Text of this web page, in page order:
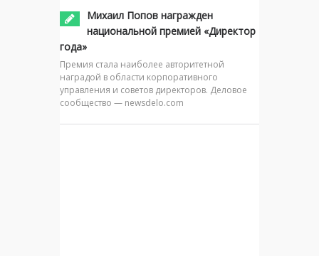
Михаил Попов награжден
национальной премией «Директор
года»
Премия стала наиболее авторитетной
наградой в области корпоративного
управления и советов директоров. Деловое
сообщество — newsdelo.com